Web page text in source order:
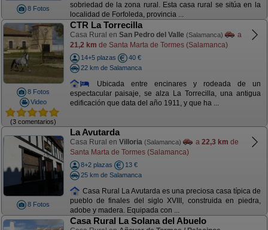
8 Fotos
sobriedad de la zona rural. Esta casa rural se sitúa en la
localidad de Forfoleda, provincia ...
8 Fotos
Video
(3 comentarios)
CTR La Torrecilla
Casa Rural en San Pedro del Valle (Salamanca)
a
21,2 km de Santa Marta de Tormes (Salamanca)
14+5 plazas
40 €
22 km de Salamanca
Ubicada entre encinares y rodeada de un
espectacular paisaje, se alza La Torrecilla, una antigua
edificación que data del año 1911, y que ha ...
8 Fotos
La Avutarda
Casa Rural en Villoria (Salamanca) a 22,3 km de
Santa Marta de Tormes (Salamanca)
8+2 plazas
13 €
25 km de Salamanca
Casa Rural La Avutarda es una preciosa casa típica de
pueblo de finales del siglo XVIII, construida en piedra,
adobe y madera. Equipada con ...
Casa Rural La Solana del Abuelo